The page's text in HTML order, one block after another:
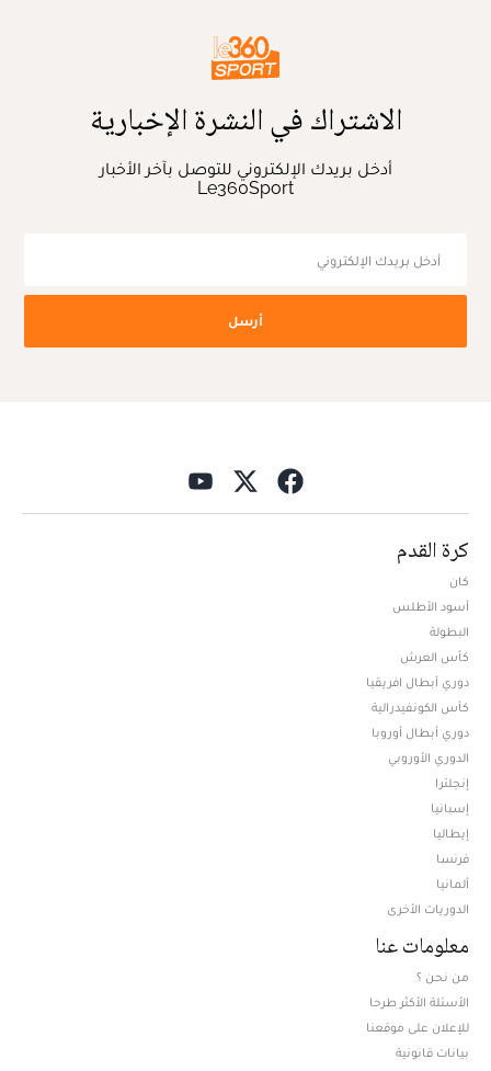
الاشتراك في النشرة الإخبارية
أدخل بريدك الإلكتروني للتوصل بآخر الأخبار
Le360Sport
أرسل
كرة القدم
كان
أسود الأطلس
البطولة
كأس العرش
دوري أبطال افريقيا
كأس الكونفيدرالية
دوري أبطال أوروبا
الدوري الأوروبي
إنجلترا
إسبانيا
إيطاليا
فرنسا
ألمانيا
الدوريات الأخرى
معلومات عنا
من نحن ؟
الأسئلة الأكثر طرحا
للإعلان على موقعنا
بيانات قانونية